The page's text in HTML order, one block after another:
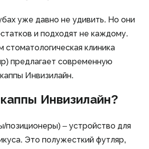
уже давно не удивить. Но они
и подходят не каждому.
стоматологическая клиника
предлагает современную
Инвизилайн.
Инвизилайн?
позиционеры) – устройство для
Это полужесткий футляр,